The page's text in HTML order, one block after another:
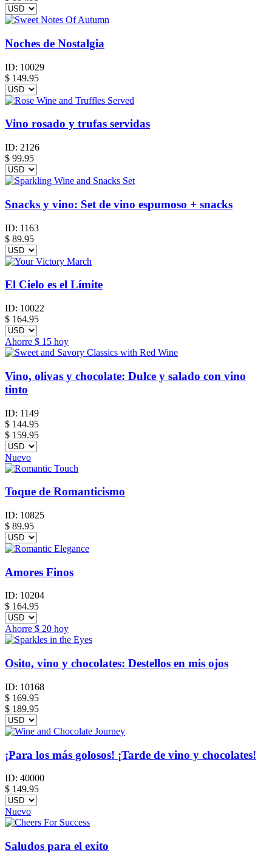
Noches de Nostalgia
ID: 10029
$ 149.95
Vino rosado y trufas servidas
ID: 2126
$ 99.95
Snacks y vino: Set de vino espumoso + snacks
ID: 1163
$ 89.95
El Cielo es el Límite
ID: 10022
$ 164.95
Ahorre $ 15 hoy
Vino, olivas y chocolate: Dulce y salado con vino
tinto
ID: 1149
$ 144.95
$ 159.95
Nuevo
Toque de Romanticismo
ID: 10825
$ 89.95
Amores Finos
ID: 10204
$ 164.95
Ahorre $ 20 hoy
Osito, vino y chocolates: Destellos en mis ojos
ID: 10168
$ 169.95
$ 189.95
¡Para los más golosos! ¡Tarde de vino y chocolates!
ID: 40000
$ 149.95
Nuevo
Saludos para el exito